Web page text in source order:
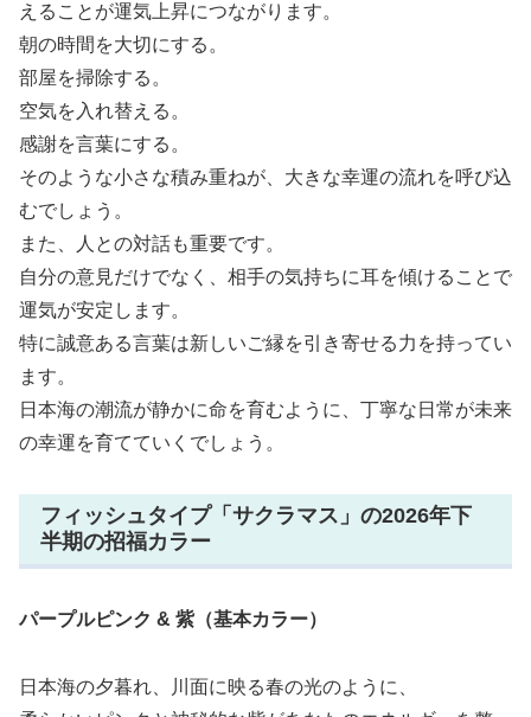
えることが運気上昇につながります。
朝の時間を大切にする。
部屋を掃除する。
空気を入れ替える。
感謝を言葉にする。
そのような小さな積み重ねが、大きな幸運の流れを呼び込
むでしょう。
また、人との対話も重要です。
自分の意見だけでなく、相手の気持ちに耳を傾けることで
運気が安定します。
特に誠意ある言葉は新しいご縁を引き寄せる力を持ってい
ます。
日本海の潮流が静かに命を育むように、丁寧な日常が未来
の幸運を育てていくでしょう。
フィッシュタイプ「サクラマス」の2026年下
半期の招福カラー
パープルピンク & 紫（基本カラー）
日本海の夕暮れ、川面に映る春の光のように、